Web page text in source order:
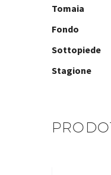
Tomaia
Fondo
Sottopiede
Stagione